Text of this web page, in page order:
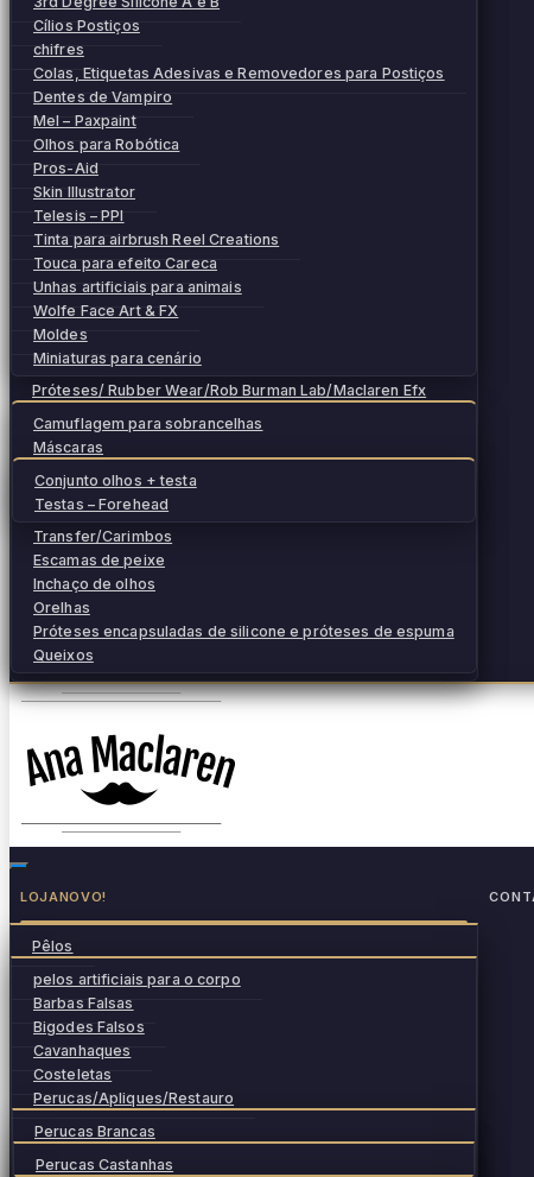
Cílios Postiços
chifres
Colas, Etiquetas Adesivas e Removedores para Postiços
Dentes de Vampiro
Mel – Paxpaint
Olhos para Robótica
Pros-Aid
Skin Illustrator
Telesis – PPI
Tinta para airbrush Reel Creations
Touca para efeito Careca
Unhas artificiais para animais
Wolfe Face Art & FX
Moldes
Miniaturas para cenário
Próteses/ Rubber Wear/Rob Burman Lab/Maclaren Efx
Camuflagem para sobrancelhas
Máscaras
Conjunto olhos + testa
Testas – Forehead
Transfer/Carimbos
Escamas de peixe
Inchaço de olhos
Orelhas
Próteses encapsuladas de silicone e próteses de espuma
Queixos
LOJANOVO!
Pêlos
pelos artificiais para o corpo
Barbas Falsas
Bigodes Falsos
Cavanhaques
Costeletas
Perucas/Apliques/Restauro
Perucas Brancas
Perucas Castanhas